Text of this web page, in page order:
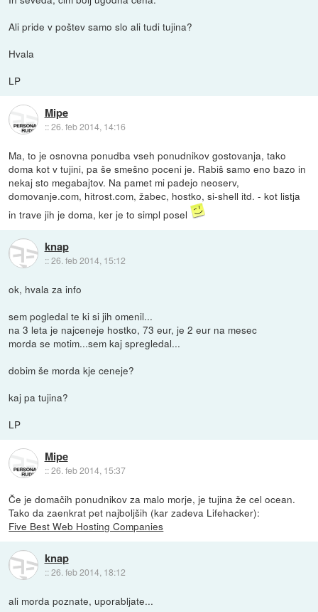
Ali pride v poštev samo slo ali tudi tujina?
Hvala
LP
Mipe
::26. feb 2014, 14:16
Ma, to je osnovna ponudba vseh ponudnikov gostovanja, tako
doma kot v tujini, pa še smešno poceni je. Rabiš samo eno bazo in
nekaj sto megabajtov. Na pamet mi padejo neoserv,
domovanje.com, hitrost.com, žabec, hostko, si-shell itd. - kot listja
in trave jih je doma, ker je to simpl posel
knap
::26. feb 2014, 15:12
ok, hvala za info
sem pogledal te ki si jih omenil...
na 3 leta je najceneje hostko, 73 eur, je 2 eur na mesec
morda se motim...sem kaj spregledal...
dobim še morda kje ceneje?
kaj pa tujina?
LP
Mipe
::26. feb 2014, 15:37
Če je domačih ponudnikov za malo morje, je tujina že cel ocean.
Tako da zaenkrat pet najboljših (kar zadeva Lifehacker):
Five Best Web Hosting Companies
knap
::26. feb 2014, 18:12
ali morda poznate, uporabljate...